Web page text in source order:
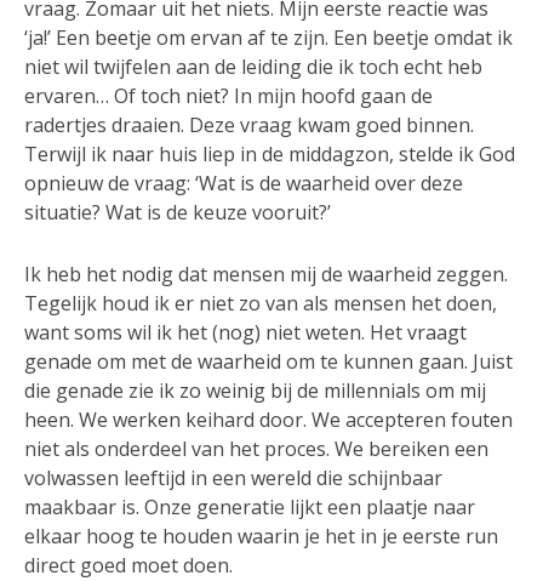
vraag. Zomaar uit het niets. Mijn eerste reactie was
‘ja!’ Een beetje om ervan af te zijn. Een beetje omdat ik
niet wil twijfelen aan de leiding die ik toch echt heb
ervaren… Of toch niet? In mijn hoofd gaan de
radertjes draaien. Deze vraag kwam goed binnen.
Terwijl ik naar huis liep in de middagzon, stelde ik God
opnieuw de vraag: ‘Wat is de waarheid over deze
situatie? Wat is de keuze vooruit?’
Ik heb het nodig dat mensen mij de waarheid zeggen.
Tegelijk houd ik er niet zo van als mensen het doen,
want soms wil ik het (nog) niet weten. Het vraagt
genade om met de waarheid om te kunnen gaan. Juist
die genade zie ik zo weinig bij de millennials om mij
heen. We werken keihard door. We accepteren fouten
niet als onderdeel van het proces. We bereiken een
volwassen leeftijd in een wereld die schijnbaar
maakbaar is. Onze generatie lijkt een plaatje naar
elkaar hoog te houden waarin je het in je eerste run
direct goed moet doen.